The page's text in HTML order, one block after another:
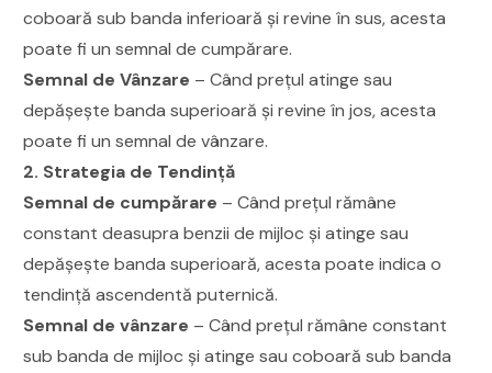
coboară sub banda inferioară și revine în sus, acesta
poate fi un semnal de cumpărare.
Semnal de Vânzare – Când prețul atinge sau
depășește banda superioară și revine în jos, acesta
poate fi un semnal de vânzare.
2. Strategia de Tendință
Semnal de cumpărare – Când prețul rămâne
constant deasupra benzii de mijloc și atinge sau
depășește banda superioară, acesta poate indica o
tendință ascendentă puternică.
Semnal de vânzare – Când prețul rămâne constant
sub banda de mijloc și atinge sau coboară sub banda